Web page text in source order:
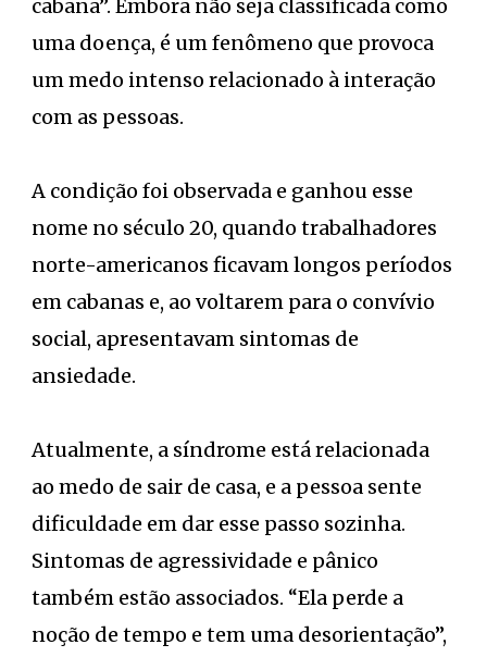
cabana”. Embora não seja classificada como
uma doença, é um fenômeno que provoca
um medo intenso relacionado à interação
com as pessoas.
A condição foi observada e ganhou esse
nome no século 20, quando trabalhadores
norte-americanos ficavam longos períodos
em cabanas e, ao voltarem para o convívio
social, apresentavam sintomas de
ansiedade.
Atualmente, a síndrome está relacionada
ao medo de sair de casa, e a pessoa sente
dificuldade em dar esse passo sozinha.
Sintomas de agressividade e pânico
também estão associados. “Ela perde a
noção de tempo e tem uma desorientação”,